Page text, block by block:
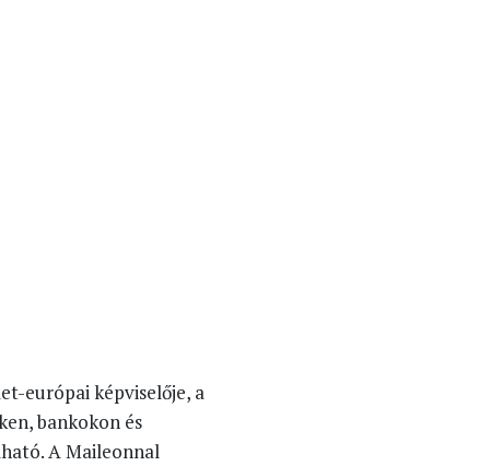
európai képviselője, a
bankokon és
A Maileonnal